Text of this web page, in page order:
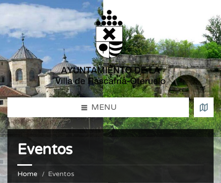
MENU
Eventos
Home Eventos